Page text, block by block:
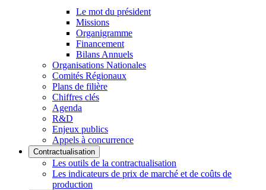
Le mot du président
Missions
Organigramme
Financement
Bilans Annuels
Organisations Nationales
Comités Régionaux
Plans de filière
Chiffres clés
Agenda
R&D
Enjeux publics
Appels à concurrence
Contractualisation
Les outils de la contractualisation
Les indicateurs de prix de marché et de coûts de
production